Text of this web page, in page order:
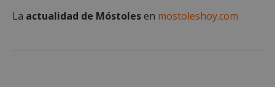
La actualidad de Móstolesen mostoleshoy.com
Las cookies estrictamente necesarias permiten la